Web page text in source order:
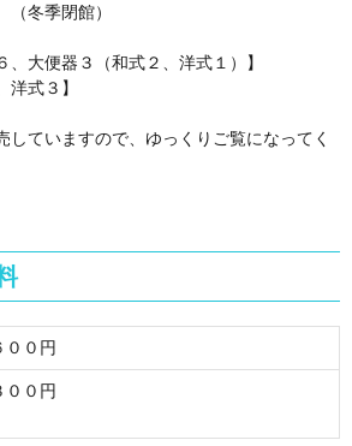
冬季閉館）
大便器３（和式２、洋式１）】
式３】
ていますので、ゆっくりご覧になってく
００円
００円